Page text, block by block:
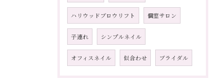
ハリウッドブロウリフト 個室サロン
子連れ シンプルネイル
オフィスネイル 似合わせ ブライダル